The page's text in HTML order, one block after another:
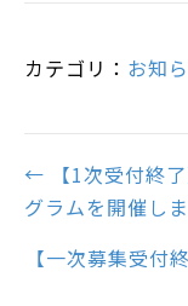
カテゴリ： お知
Posts
navigation
← 【1次受付終了
グラムを開催しま
【一次募集受付